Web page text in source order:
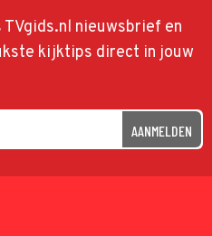
nieuwsbrief en
kijktips direct in jouw
AANMELDEN